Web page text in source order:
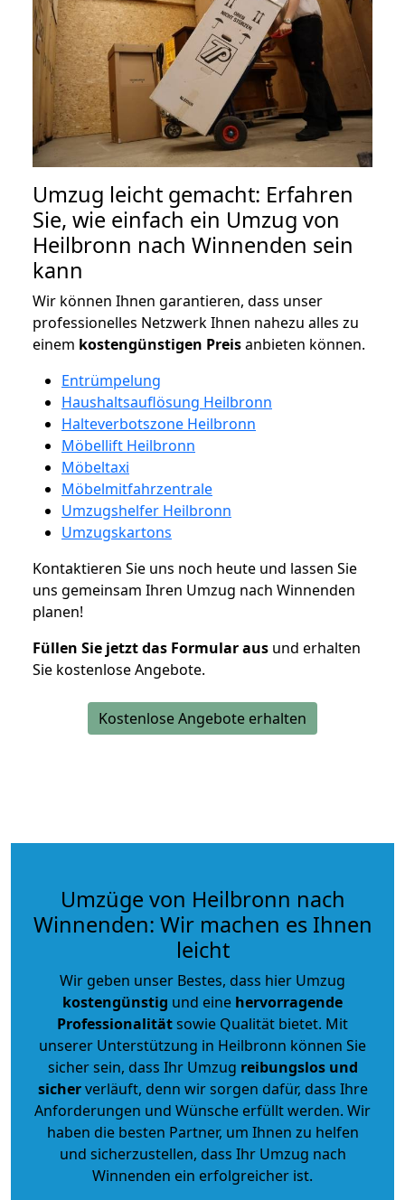
Umzug leicht gemacht: Erfahren
Sie, wie einfach ein Umzug von
Heilbronn nach Winnenden sein
kann
Wir können Ihnen garantieren, dass unser
professionelles Netzwerk Ihnen nahezu alles zu
einem kostengünstigen Preisanbieten können.
Entrümpelung
Haushaltsauflösung Heilbronn
Halteverbotszone Heilbronn
Möbellift Heilbronn
Möbeltaxi
Möbelmitfahrzentrale
Umzugshelfer Heilbronn
Umzugskartons
Kontaktieren Sie uns noch heute und lassen Sie
uns gemeinsam Ihren Umzug nach Winnenden
planen!
Füllen Sie jetzt das Formular aus und erhalten
Sie kostenlose Angebote.
Kostenlose Angebote erhalten
Umzüge von Heilbronn nach
Winnenden: Wir machen es Ihnen
leicht
Wir geben unser Bestes, dass hier Umzug
kostengünstig und eine hervorragende
Professionalitätsowie Qualität bietet. Mit
unserer Unterstützung in Heilbronn können Sie
sicher sein, dass Ihr Umzug reibungslos und
sicherverläuft, denn wir sorgen dafür, dass Ihre
Anforderungen und Wünsche erfüllt werden. Wir
haben die besten Partner, um Ihnen zu helfen
und sicherzustellen, dass Ihr Umzug nach
Winnenden ein erfolgreicher ist.